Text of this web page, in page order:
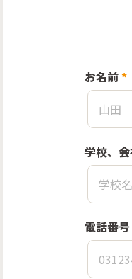
お名前*
学校、
電話番号